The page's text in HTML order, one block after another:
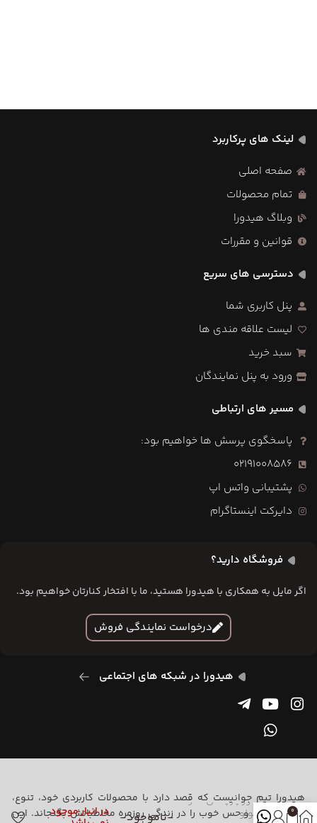
لینک های پرکاربرد
صفحه اصلی
تمام محصولات
وبلاگ هیدورا
قوانین و مقررات
دسترسی های سریع
پنل کاربری شما
لیست علاقه مندی ها
سبد خرید
ورود به پنل نمایندگان
مسیر های ارتباطی
پاسخگوی پرسش ها خواهیم بود:
02191008586
پشتیبانی واتس اپ
دایرکت اینستاگرام
فروشگاه دارید؟
اگر مایل به همکاری با هیدورا هستید، ما با افتخار کنارتان خواهیم بود.
درخواست نمایندگی فروش
هیدورا در شبکه های اجتماعی
هیدورا تیم جوانیست که قصد دارد با محصولات کاربردی خود، تنوع،
خلاقیت، رنگ و حس خوب را در زندگی روزمره مخاطبانش بگنجاند. این
کلاسور پارچه ای شازده
کوچولو
-ناموجود- در انبار موجود 0